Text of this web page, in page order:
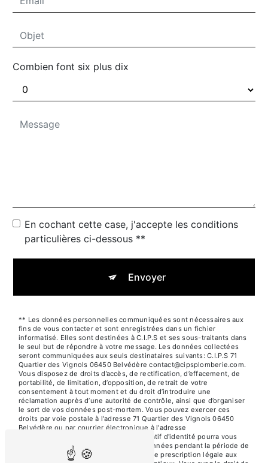
Combien font six plus dix
En cochant cette case, j'accepte les conditions
particulières ci-dessous **
Envoyer
** Les données personnelles communiquées sont nécessaires aux
fins de vous contacter et sont enregistrées dans un fichier
informatisé. Elles sont destinées à C.I.P.S et ses sous-traitants dans
le seul but de répondre à votre message. Les données collectées
seront communiquées aux seuls destinataires suivants: C.I.P.S 71
Quartier des Vignols 06450 Belvédère contact@cipsplomberie.com.
Vous disposez de droits d’accès, de rectification, d’effacement, de
portabilité, de limitation, d’opposition, de retrait de votre
consentement à tout moment et du droit d’introduire une
réclamation auprès d’une autorité de contrôle, ainsi que d’organiser
le sort de vos données post-mortem. Vous pouvez exercer ces
droits par voie postale à l'adresse 71 Quartier des Vignols 06450
Belvédère ou par courrier électronique à l'adresse
contact@cipsplomberie.com. Un justificatif d'identité pourra vous
être demandé. Nous conservons vos données pendant la période de
prise de contact puis pendant la durée de prescription légale aux